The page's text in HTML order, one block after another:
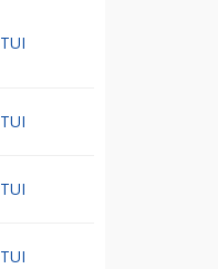
TUI
TUI
TUI
TUI